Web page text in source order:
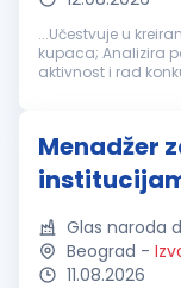
...Učestvuje u
kupaca; Analizira
aktivnost i rad
Menadžer
Glas naroda
Beograd -
11.08.2026